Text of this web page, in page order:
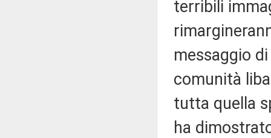
terribili
messaggio
comunità
tutta quella
ha